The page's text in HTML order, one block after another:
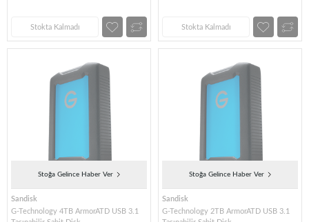
Stokta Kalmadı Stokta Kalmadı
Stoğa Gelince Haber Ver
Sandisk
G-Technology 4TB ArmorATD USB 3.1
Stoğa Gelince Haber Ver
Sandisk
G-Technology 2TB ArmorATD USB 3.1